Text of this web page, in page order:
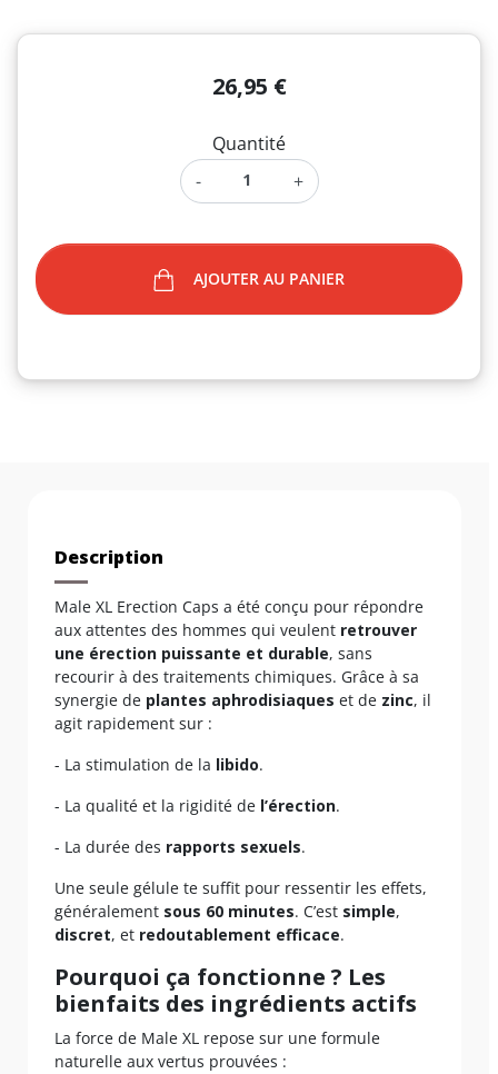
26,95 €
Quantité
-
+
AJOUTER AU PANIER
Description
Male XL Erection Caps a été conçu pour répondre
aux attentes des hommes qui veulent retrouver
une érection puissante et durable, sans
recourir à des traitements chimiques. Grâce à sa
synergie de plantes aphrodisiaques et de zinc, il
agit rapidement sur :
- La stimulation de la libido.
- La qualité et la rigidité de l’érection.
- La durée des rapports sexuels.
Une seule gélule te suffit pour ressentir les effets,
généralement sous 60 minutes. C’est simple,
discret, et redoutablement efficace.
Pourquoi ça fonctionne ? Les
bienfaits des ingrédients actifs
La force de Male XL repose sur une formule
naturelle aux vertus prouvées :